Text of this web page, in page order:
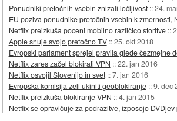
Ponudniki pretočnih vsebin znižali ločljivost ::24.
EU poziva ponudnike pretočnih vsebin k zmernosti,
Netflix preizkuša poceni mobilno različico storitve ::
Apple snuje svojo pretočno TV ::25. okt 2018
Evropski parlament sprejel pravila glede čezmejne
Netflix zares začel blokirati VPN ::22. jan 2016
Netflix osvojil Slovenijo in svet ::7. jan 2016
Evropska komisija želi ukiniti geoblokiranje ::9. dec
Netflix preizkuša blokiranje VPN ::4. jan 2015
Netflix se opravičuje za podražitve, izposojo